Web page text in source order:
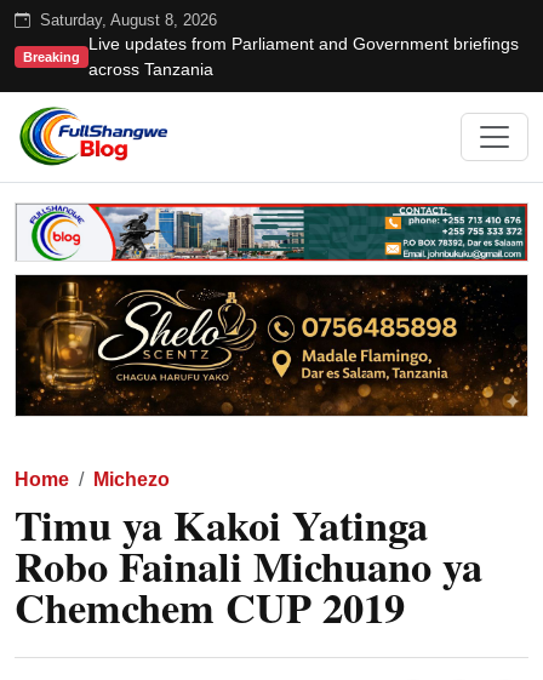
Saturday, August 8, 2026
Breaking
Live updates from Parliament and Government briefings
across Tanzania
Home Michezo
Timu ya Kakoi Yatinga
Robo Fainali Michuano ya
Chemchem CUP 2019